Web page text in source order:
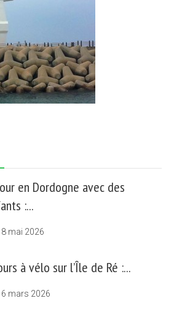
en Dordogne avec des
:...
mai 2026
à vélo sur l’Île de Ré :...
mars 2026